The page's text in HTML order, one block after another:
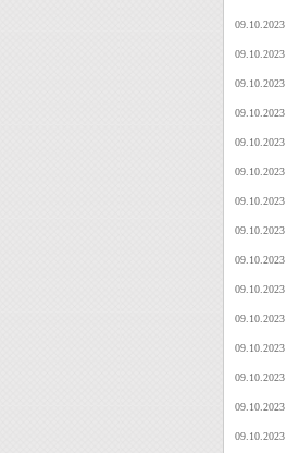
09.10.2023
09.10.2023
09.10.2023
09.10.2023
09.10.2023
09.10.2023
09.10.2023
09.10.2023
09.10.2023
09.10.2023
09.10.2023
09.10.2023
09.10.2023
09.10.2023
09.10.2023